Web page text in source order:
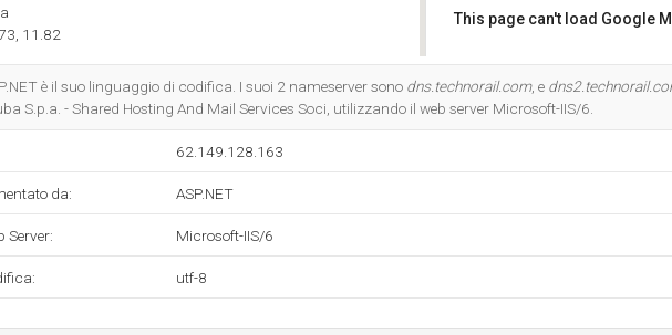
11.82
This page can't load Google
è il suo linguaggio di codifica. I suoi 2 nameserver sono dns.technorail.com, e
S.p.a. - Shared Hosting And Mail Services Soci, utilizzando il web server Microsoft-IIS/6.
62.149.128.163
da: ASP.NET
Server: Microsoft-IIS/6
utf-8